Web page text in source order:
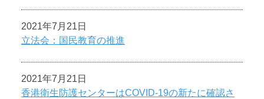
2021年7月21日
立法会：国民教育の推進
2021年7月21日
香港衛生防護センターはCOVID-19の新たに確認さ